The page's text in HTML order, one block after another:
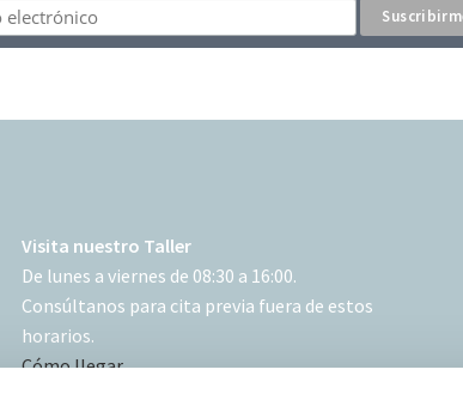
Visita nuestro Taller
De lunes a viernes de 08:30 a 16:00.
Consúltanos para cita previa fuera de estos
horarios.
Cómo llegar